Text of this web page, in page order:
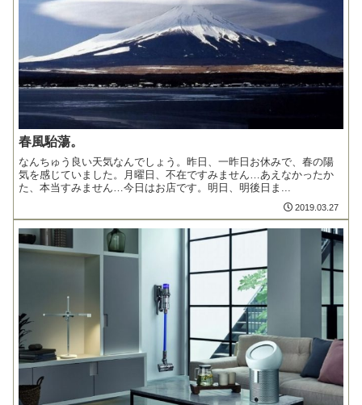
春風駘蕩。
なんちゅう良い天気なんでしょう。昨日、一昨日お休みで、春の陽
気を感じていました。月曜日、不在ですみません…あえなかったか
た、本当すみません…今日はお店です。明日、明後日ま...
2019.03.27